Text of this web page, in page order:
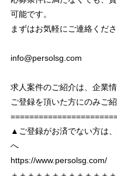
可能です。
まずはお気軽にご連絡くださ
info@persolsg.com
求人案件のご紹介は、企業情
ご登録を頂いた方にのみご
▲ご登録がお済でない方は
へ
https://www.persolsg.com/